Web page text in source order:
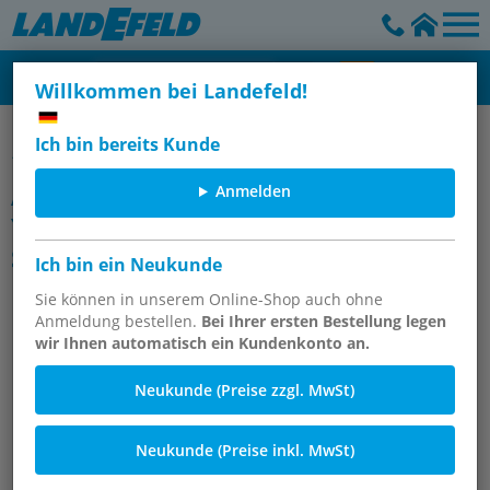
Willkommen bei Landefeld!
Ich bin bereits Kunde
Anmelden
Ich bin ein Neukunde
Sie können in unserem Online-Shop auch ohne
Anmeldung bestellen. Bei Ihrer ersten Bestellung legen
wir Ihnen automatisch ein Kundenkonto an.
Neukunde (Preise zzgl. MwSt)
Neukunde (Preise inkl. MwSt)
IQS-Steckanschlüsse für Standardanwendungen - Standard (3-
16 mm)
Artikelgruppe
Y-Winkelsteckverschraubungen*,
Standard